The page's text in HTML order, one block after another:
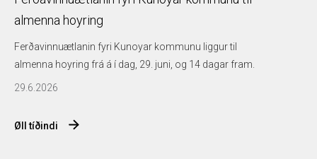
almenna hoyring
Ferðavinnuætlanin fyri Kunoyar kommunu liggur til
almenna hoyring frá á í dag, 29. juni, og 14 dagar fram.
29.6.2026
Øll tíðindi